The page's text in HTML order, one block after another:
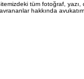
tüm fotoğraf, yazı,
hakkında